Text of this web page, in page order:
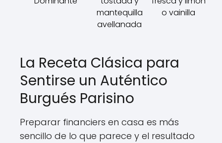
mantequilla
avellanada
o vainilla
La Receta Clásica para
Sentirse un Auténtico
Burgués Parisino
Preparar financiers en casa es más
sencillo de lo que parece y el resultado